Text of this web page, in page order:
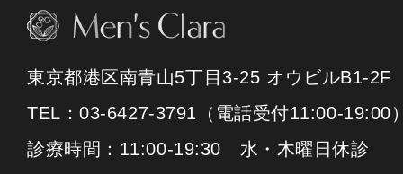
東京都港区南青山5丁目3-25 オウビルB1-2F
TEL：03-6427-3791（電話受付11:00-19:00
診療時間：11:00-19:30 水・木曜日休診